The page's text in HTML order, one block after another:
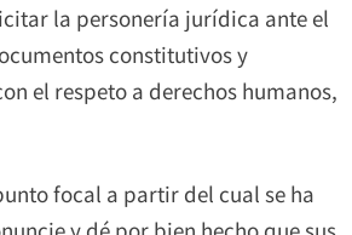
la personería jurídica ante el
constitutivos y
el respeto a derechos humanos,
focal a partir del cual se ha